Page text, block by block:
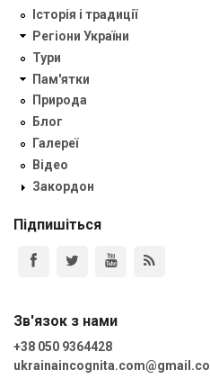
Історія і традиції
Регіони України
Тури
Пам'ятки
Природа
Блог
Галереї
Відео
Закордон
Підпишіться
Зв'язок з нами
+38 050 9364428